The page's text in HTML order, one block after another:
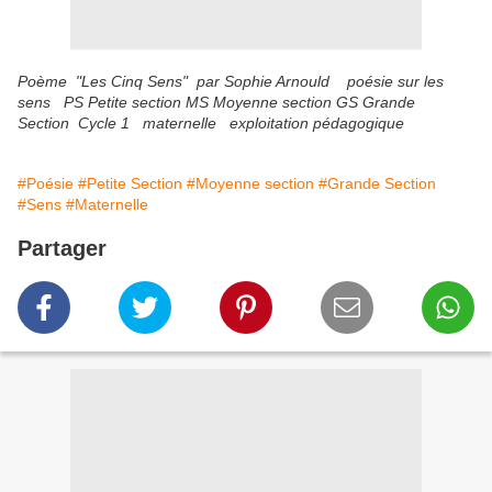
Poème "Les Cinq Sens" par Sophie Arnould poésie sur les
sens PS Petite section MS Moyenne section GS Grande
Section Cycle 1 maternelle exploitation pédagogique
#Poésie #Petite Section #Moyenne section #Grande Section
#Sens #Maternelle
Partager